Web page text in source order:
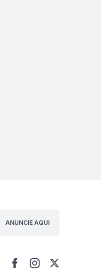
ANUNCIE AQUI